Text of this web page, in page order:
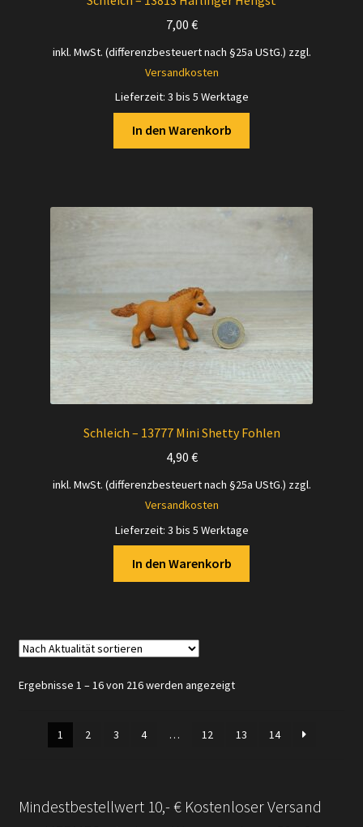
7,00 €
inkl. MwSt. (differenzbesteuert nach §25a UStG.) zzgl.
Versandkosten
Lieferzeit: 3 bis 5 Werktage
In den Warenkorb
Schleich – 13777 Mini Shetty Fohlen
4,90 €
inkl. MwSt. (differenzbesteuert nach §25a UStG.) zzgl.
Versandkosten
Lieferzeit: 3 bis 5 Werktage
In den Warenkorb
Ergebnisse 1 – 16 von 216 werden angezeigtNach
1
2 3 4 … 12 13 14
Mindestbestellwert 10,- € Kostenloser Versand